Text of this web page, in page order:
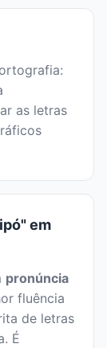
as letras
em
pronúncia
fluência
de letras
É